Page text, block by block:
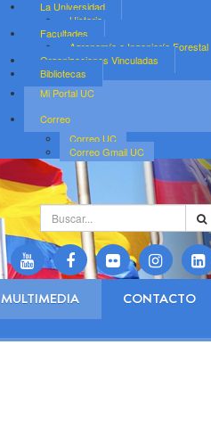
La Universidad
Historia
Facultades
Agronomía e Ingeniería Forestal
Organizaciones Vinculadas
Bibliotecas
Mi Portal UC
Correo
Correo UC
Correo Gmail UC
Buscar...
MULTIMEDIA CONTACTO